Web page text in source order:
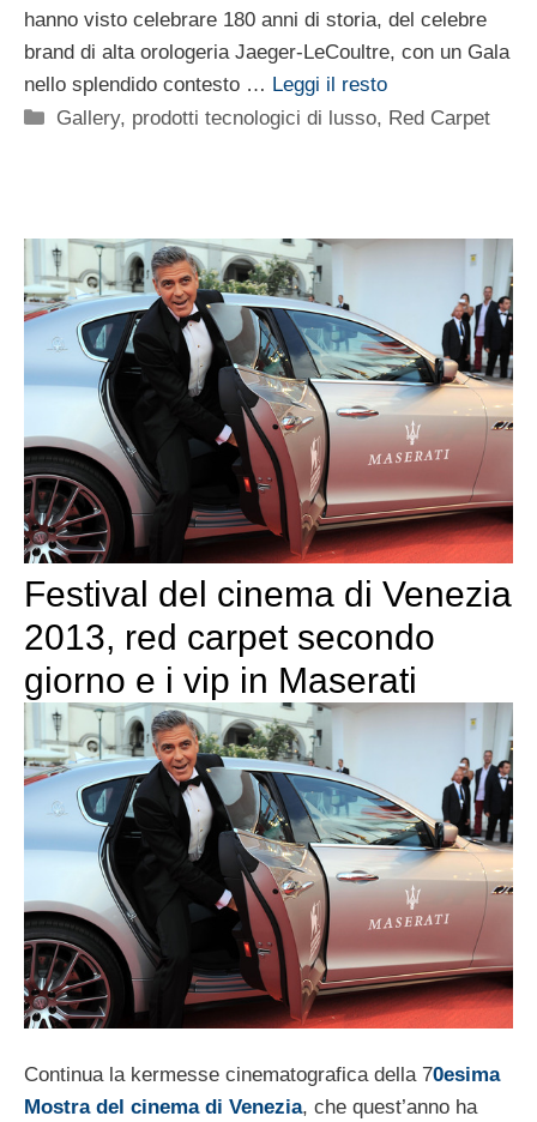
hanno visto celebrare 180 anni di storia, del celebre
brand di alta orologeria Jaeger-LeCoultre, con un Gala
nello splendido contesto … Leggi il resto
Categorie
Gallery, prodotti tecnologici di lusso, Red Carpet
Festival del cinema di Venezia
2013, red carpet secondo
giorno e i vip in Maserati
Continua la kermesse cinematografica della 70esima
Mostra del cinema di Venezia, che quest’anno ha